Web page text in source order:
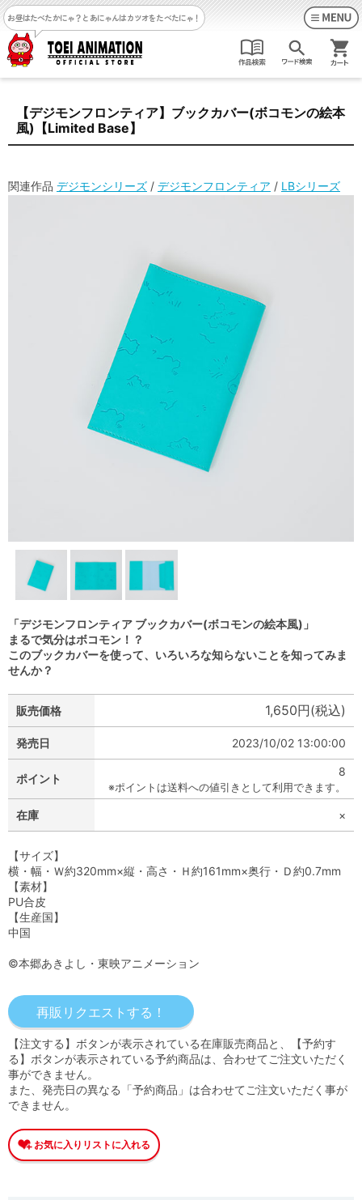
お昼はたべたかにゃ？ とあにゃんはカツオをたべたにゃ！
【デジモンフロンティア】ブックカバー(ボコモンの絵本
風)【Limited Base】
関連作品 デジモンシリーズ / デジモンフロンティア / LBシリーズ
「デジモンフロンティア ブックカバー(ボコモンの絵本風)」
まるで気分はボコモン！？
このブックカバーを使って、いろいろな知らないことを知ってみま
せんか？
販売価格 1,650円(税込)
発売日 2023/10/02 13:00:00
ポイント
8
※ポイントは送料への値引きとして利用できます。
在庫 ×
【サイズ】
横・幅・Ｗ約320mm×縦・高さ・Ｈ約161mm×奥行・Ｄ約0.7mm
【素材】
PU合皮
【生産国】
中国
©本郷あきよし・東映アニメーション
【注文する】ボタンが表示されている在庫販売商品と、【予約す
る】ボタンが表示されている予約商品は、合わせてご注文いただく
事ができません。
また、発売日の異なる「予約商品」は合わせてご注文いただく事が
できません。